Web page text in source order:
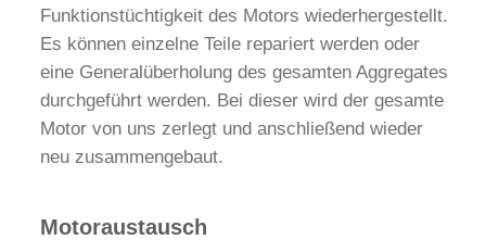
Funktionstüchtigkeit des Motors wiederhergestellt.
Es können einzelne Teile repariert werden oder
eine Generalüberholung des gesamten Aggregates
durchgeführt werden. Bei dieser wird der gesamte
Motor von uns zerlegt und anschließend wieder
neu zusammengebaut.
Motoraustausch